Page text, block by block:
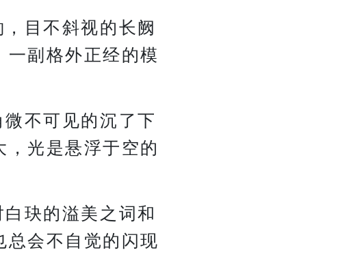
目不斜视的长阙
副格外正经的模
不可见的沉了下
光是悬浮于空的
玦的溢美之词和
总会不自觉的闪现